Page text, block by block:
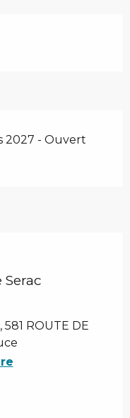
2027 - Ouvert
Serac
581 ROUTE DE